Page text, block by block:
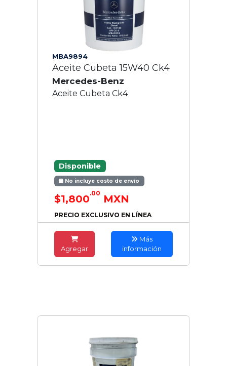
MBA9894
Aceite Cubeta 15W40 Ck4
Mercedes-Benz
Aceite Cubeta Ck4
Disponible
No incluye costo de envío
$1,800.00 MXN
PRECIO EXCLUSIVO EN LÍNEA
Agregar
Más
información